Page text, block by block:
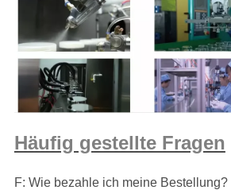
Häufig gestellte Fragen
F: Wie bezahle ich meine Bestellung?